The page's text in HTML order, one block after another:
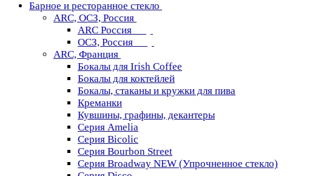
Барное и ресторанное стекло
ARC, ОСЗ, Россия
ARC Россия
ОСЗ, Россия
ARC, Франция
Бокалы для Irish Coffee
Бокалы для коктейлей
Бокалы, стаканы и кружки для пива
Креманки
Кувшины, графины, декантеры
Серия Amelia
Серия Bicolic
Серия Bourbon Street
Серия Broadway NEW (Упрочненное стекло)